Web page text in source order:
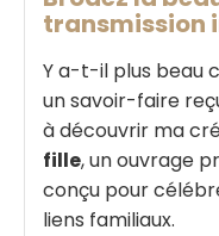
transmission
Y a-t-il plus beau
un savoir-faire
à découvrir ma
fille, un ouvrage
conçu pour
liens familiaux.